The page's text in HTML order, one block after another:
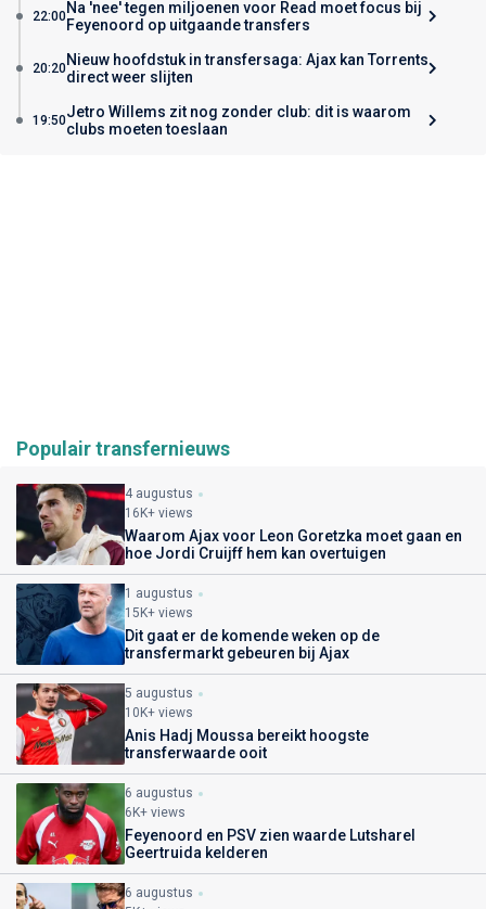
22:00Na 'nee' tegen miljoenen voor Read moet focus bij
Feyenoord op uitgaande transfers
20:20Nieuw hoofdstuk in transfersaga: Ajax kan Torrents
direct weer slijten
19:50Jetro Willems zit nog zonder club: dit is waarom
clubs moeten toeslaan
Populair transfernieuws
4 augustus
16K+ views
Waarom Ajax voor Leon Goretzka moet gaan en
hoe Jordi Cruijff hem kan overtuigen
1 augustus
15K+ views
Dit gaat er de komende weken op de
transfermarkt gebeuren bij Ajax
5 augustus
10K+ views
Anis Hadj Moussa bereikt hoogste
transferwaarde ooit
6 augustus
6K+ views
Feyenoord en PSV zien waarde Lutsharel
Geertruida kelderen
6 augustus